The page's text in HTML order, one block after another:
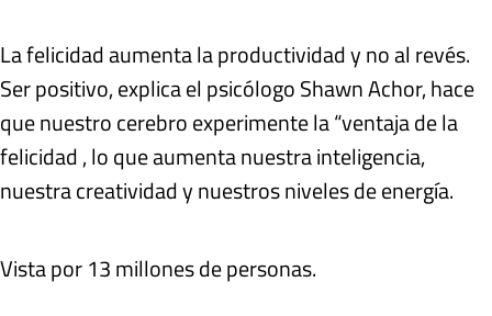
La felicidad aumenta la productividad y no al revés.
Ser positivo, explica el psicólogo Shawn Achor, hace
que nuestro cerebro experimente la “ventaja de la
felicidad , lo que aumenta nuestra inteligencia,
nuestra creatividad y nuestros niveles de energía.
Vista por 13 millones de personas.